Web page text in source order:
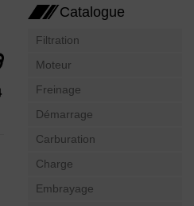
Catalogue
Filtration
Moteur
Freinage
Démarrage
Carburation
Charge
Embrayage